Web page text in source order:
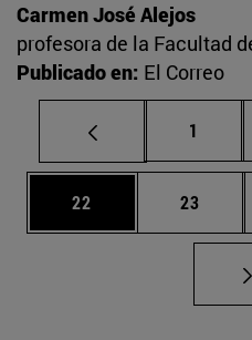
Carmen José Alejos
profesora de la Facultad
Publicado en: El Correo
Página
1
Página
22 Página
23